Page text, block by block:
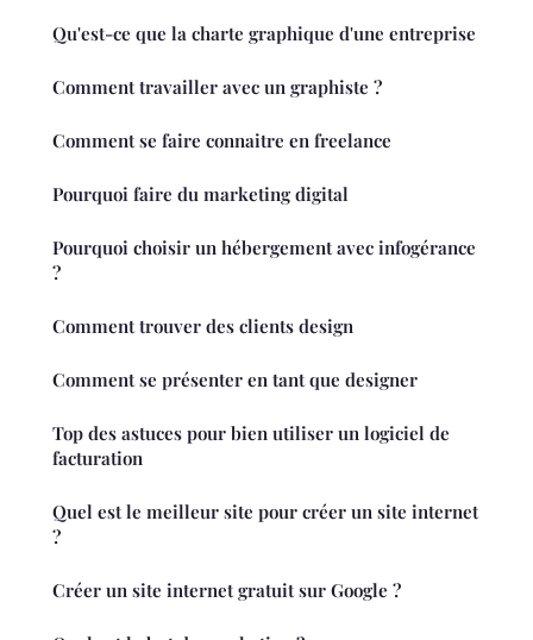
Qu'est-ce que la charte graphique d'une entreprise
Comment travailler avec un graphiste ?
Comment se faire connaitre en freelance
Pourquoi faire du marketing digital
Pourquoi choisir un hébergement avec infogérance
?
Comment trouver des clients design
Comment se présenter en tant que designer
Top des astuces pour bien utiliser un logiciel de
facturation
Quel est le meilleur site pour créer un site internet
?
Créer un site internet gratuit sur Google ?